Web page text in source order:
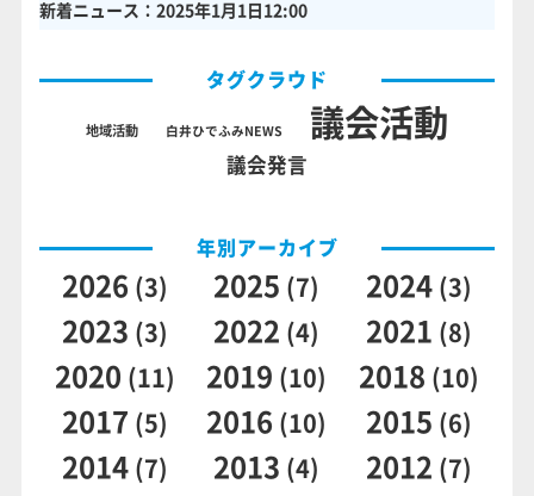
新着ニュース：2025年1月1日12:00
タグクラウド
地域活動 白井ひでふみNEWS 議会活動
議会発言
年別アーカイブ
2026 (3) 2025 (7) 2024(3)
2023 (3) 2022 (4) 2021 (8)
2020 (11) 2019 (10) 2018 (10)
2017 (5) 2016 (10) 2015 (6)
2014 (7) 2013 (4) 2012 (7)